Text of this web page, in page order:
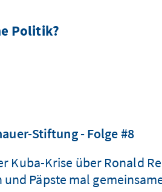
Politik?
Stiftung - Folge #8
Kuba-Krise über Ronald
Päpste mal